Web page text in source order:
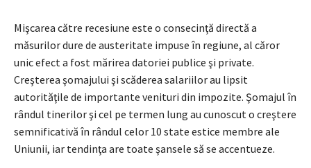
Mişcarea către recesiune este o consecinţă directă a
măsurilor dure de austeritate impuse în regiune, al căror
unic efect a fost mărirea datoriei publice şi private.
Creşterea şomajului şi scăderea salariilor au lipsit
autorităţile de importante venituri din impozite. Şomajul în
rândul tinerilor şi cel pe termen lung au cunoscut o creştere
semnificativă în rândul celor 10 state estice membre ale
Uniunii, iar tendinţa are toate şansele să se accentueze.